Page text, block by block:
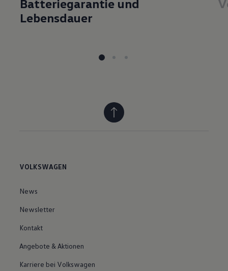
Batteriegarantie und
Lebensdauer
VOLKSWAGEN
News
Newsletter
Kontakt
Angebote & Aktionen
Karriere bei Volkswagen